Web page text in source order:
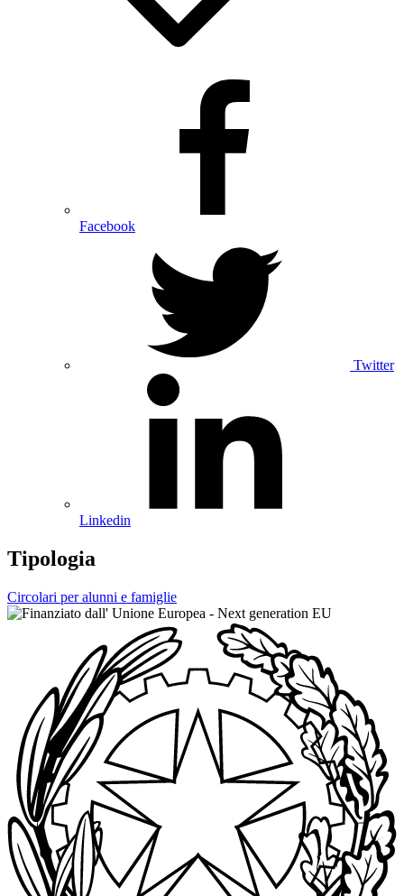
Facebook
Twitter
Linkedin
Tipologia
Circolari per alunni e famiglie